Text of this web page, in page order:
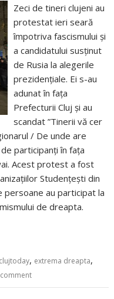
Zeci de tineri clujeni au
protestat ieri seară
împotriva fascismului și
a candidatului susținut
de Rusia la alegerile
prezidențiale. Ei s-au
adunat în fața
Prefecturii Cluj și au
scandat ”Tinerii vă cer
/ De unde are
participanți în fața
Acest protest a fost
Studențești din
persoane au participat la
de dreapta.
clujtoday, extrema dreapta,